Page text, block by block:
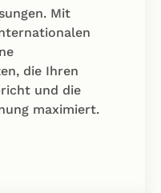
Mit
die Ihren
und die
maximiert.